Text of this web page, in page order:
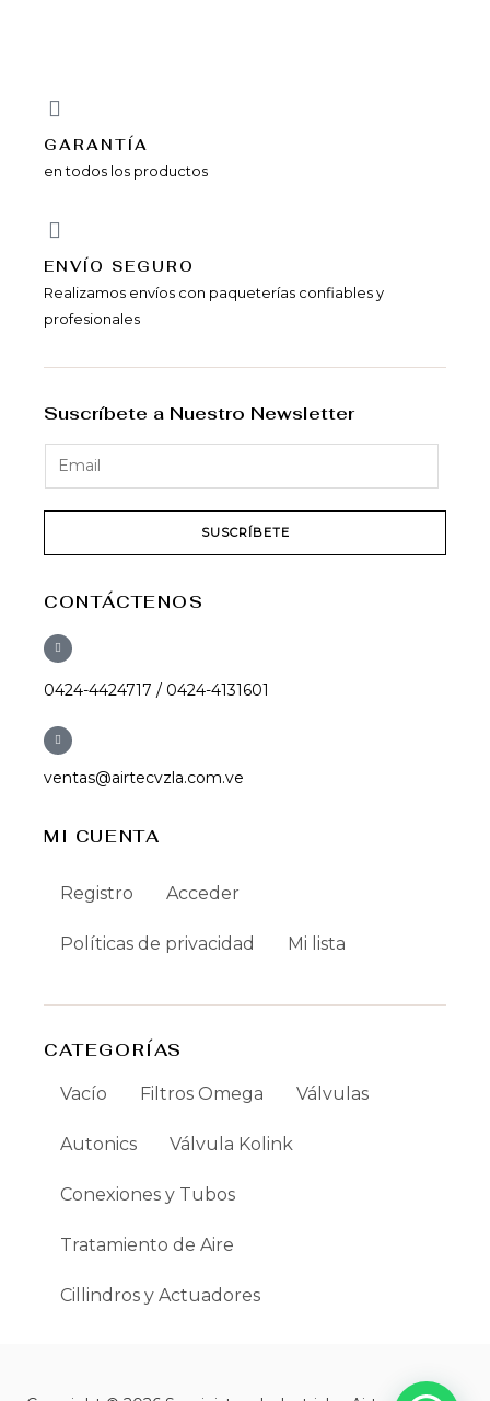
GARANTÍA
en todos los productos
ENVÍ­O SEGURO
Realizamos envíos con paqueterías confiables y
profesionales
Suscríbete a Nuestro Newsletter
SUSCRÍBETE
CONTÁCTENOS
0424-4424717 / 0424-4131601
ventas@airtecvzla.com.ve
MI CUENTA
Registro Acceder
Políticas de privacidad Mi lista
CATEGORÍAS
Vacío Filtros Omega Válvulas
Autonics Válvula Kolink
Conexiones y Tubos
Tratamiento de Aire
Cillindros y Actuadores